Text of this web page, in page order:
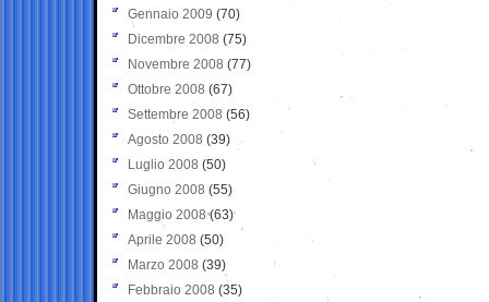
Gennaio 2009 (70)
Dicembre 2008 (75)
Novembre 2008 (77)
Ottobre 2008 (67)
Settembre 2008 (56)
Agosto 2008 (39)
Luglio 2008 (50)
Giugno 2008 (55)
Maggio 2008(63)
Aprile 2008 (50)
Marzo 2008 (39)
Febbraio 2008 (35)